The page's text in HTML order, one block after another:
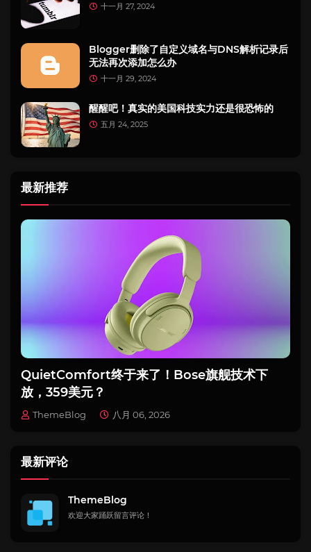
十一月 27, 2024
Blogger删除了自定义域名与DNS解析记录后
无法再次添加怎么办
十一月 29, 2024
醒醒吧！真实的美国科技实力还是很恐怖的
五月 24, 2025
最新推荐
QuietComfort终于来了！Bose旗舰技术下
放，359美元？
ThemeBlog 八月 06, 2026
最新评论
ThemeBlog
欢迎大家踊跃留言评论！